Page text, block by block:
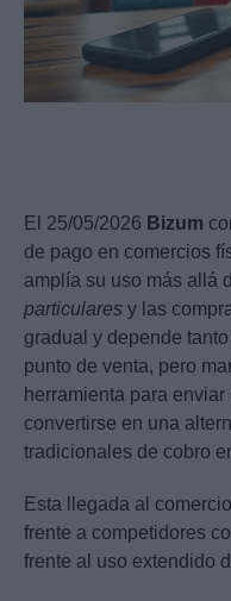
El 25/05/2026 Bizum
de pago en comercios
amplía su uso más allá
particulares y las
gradual y depende
punto de venta, pero
herramienta para
convertirse en una
tradicionales de cobro
Esta llegada al
frente a competidores
frente al uso extendido